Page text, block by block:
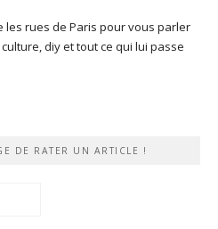
les rues de Paris pour vous parler
diy et tout ce qui lui passe
DE RATER UN ARTICLE !